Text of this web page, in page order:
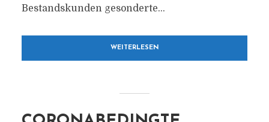
Bestandskunden gesonderte...
WEITERLESEN